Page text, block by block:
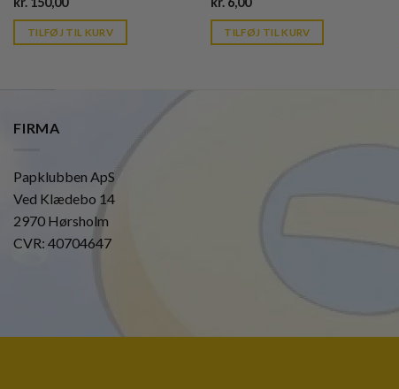
is:
kr. 39,95.
TILFØJ TIL KURV
is:
kr. 39,95.
TILFØJ TIL KURV
FIRMA
Papklubben ApS
Ved Klædebo 14
2970 Hørsholm
CVR: 40704647